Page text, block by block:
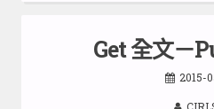
Get 全文－
2015-